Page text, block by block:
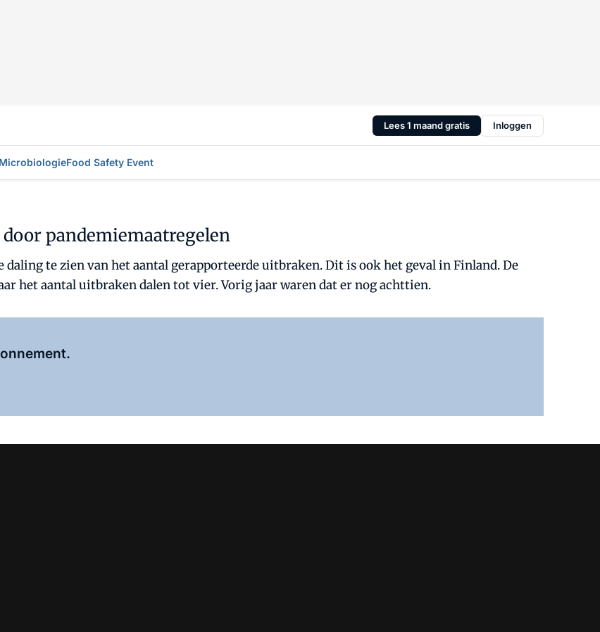
Lees 1 maand gratis Inloggen
Food Safety Event
pandemiemaatregelen
daling te zien van het aantal gerapporteerde uitbraken. Dit is ook het geval in Finland. De
het aantal uitbraken dalen tot vier. Vorig jaar waren dat er nog achttien.